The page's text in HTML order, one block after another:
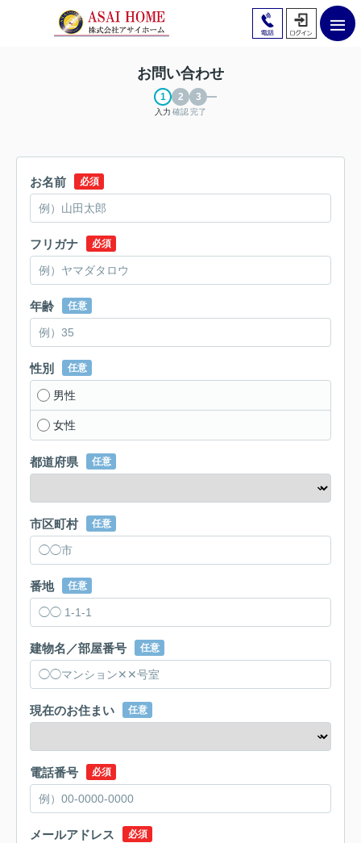
お問い合わせ
入力 確認完了
お名前 必須
フリガナ 必須
年齢 任意
性別 任意
男性
女性
都道府県 任意
市区町村 任意
番地 任意
建物名／部屋番号 任意
現在のお住まい 任意
電話番号 必須
メールアドレス 必須